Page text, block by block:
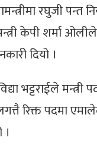
रघुजी
केपी शर्मा
दियो ।
भट्टराईले मन्त्री
रिक्त पदमा